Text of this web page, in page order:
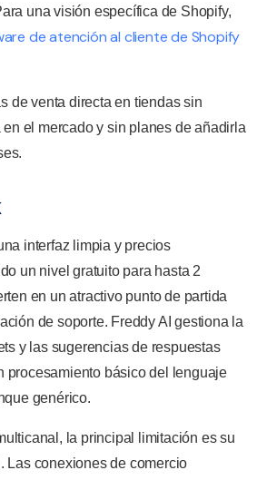
una visión específica de Shopify,
de atención al cliente de Shopify
de venta directa en tiendas sin
el mercado y sin planes de añadirla
interfaz limpia y precios
un nivel gratuito para hasta 2
en un atractivo punto de partida
de soporte. Freddy AI gestiona la
y las sugerencias de respuestas
procesamiento básico del lenguaje
genérico.
la principal limitación es su
Las conexiones de comercio